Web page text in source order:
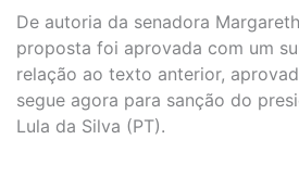
De autoria da senadora
proposta foi aprovada com um
relação ao texto anterior,
segue agora para sanção do
Lula da Silva (PT).